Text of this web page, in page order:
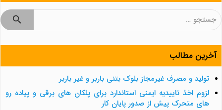
جستجو
آخرین مطالب
تولید و مصرف غیرمجاز بلوک بتنی باربر و غیر باربر
لزوم اخذ تاییدیه ایمنی استاندارد برای پلکان های برقی و پیاده رو
های متحرک پیش از صدور پایان کار